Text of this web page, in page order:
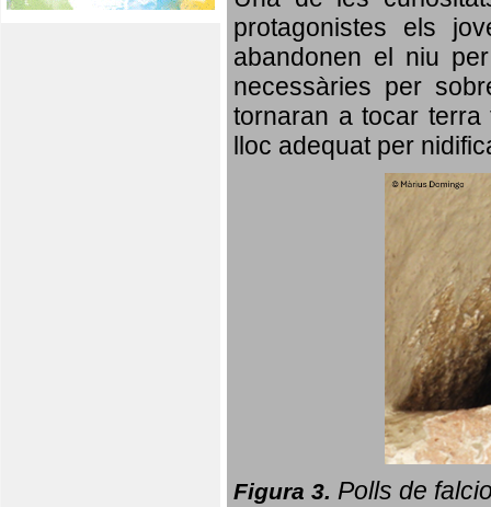
protagonistes els
abandonen el niu
necessàries per
tornaran a tocar
lloc adequat per
Figura 3. Polls de